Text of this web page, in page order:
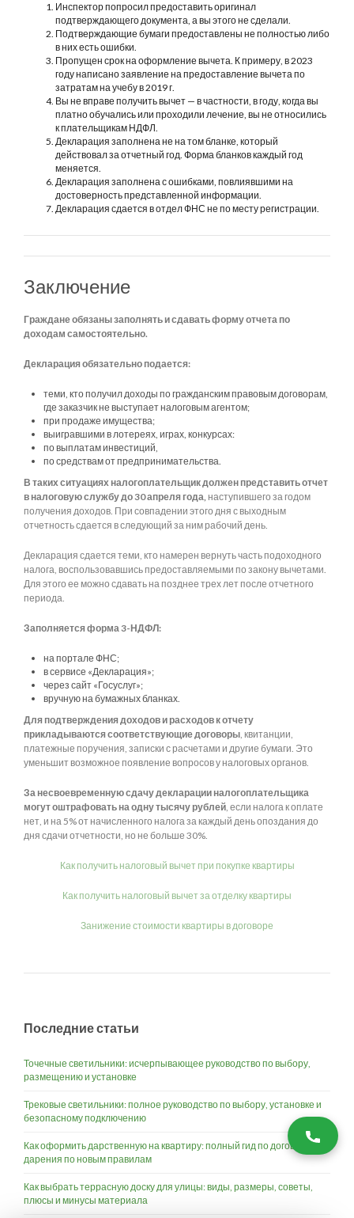
Инспектор попросил предоставить оригинал
подтверждающего документа, а вы этого не сделали.
Подтверждающие бумаги предоставлены не полностью либо
в них есть ошибки.
Пропущен срок на оформление вычета. К примеру, в 2023
году написано заявление на предоставление вычета по
затратам на учебу в 2019 г.
Вы не вправе получить вычет — в частности, в году, когда вы
платно обучались или проходили лечение, вы не относились
к плательщикам НДФЛ.
Декларация заполнена не на том бланке, который
действовал за отчетный год. Форма бланков каждый год
меняется.
Декларация заполнена с ошибками, повлиявшими на
достоверность представленной информации.
Декларация сдается в отдел ФНС не по месту регистрации.
Заключение
Граждане обязаны заполнять и сдавать форму отчета по
доходам самостоятельно.
Декларация обязательно подается:
теми, кто получил доходы по гражданским правовым договорам,
где заказчик не выступает налоговым агентом;
при продаже имущества;
выигравшими в лотереях, играх, конкурсах:
по выплатам инвестиций,
по средствам от предпринимательства.
В таких ситуациях налогоплательщик должен представить отчет
в налоговую службу до 30 апреля года, наступившего за годом
получения доходов. При совпадении этого дня с выходным
отчетность сдается в следующий за ним рабочий день.
Декларация сдается теми, кто намерен вернуть часть подоходного
налога, воспользовавшись предоставляемыми по закону вычетами.
Для этого ее можно сдавать на позднее трех лет после отчетного
периода.
Заполняется форма 3-НДФЛ:
на портале ФНС;
в сервисе «Декларация»;
через сайт «Госуслуг»;
вручную на бумажных бланках.
Для подтверждения доходов и расходов к отчету
прикладываются соответствующие договоры, квитанции,
платежные поручения, записки с расчетами и другие бумаги. Это
уменьшит возможное появление вопросов у налоговых органов.
За несвоевременную сдачу декларации налогоплательщика
могут оштрафовать на одну тысячу рублей, если налога к оплате
нет, и на 5% от начисленного налога за каждый день опоздания до
дня сдачи отчетности, но не больше 30%.
Как получить налоговый вычет при покупке квартиры
Как получить налоговый вычет за отделку квартиры
Занижение стоимости квартиры в договоре
Последние статьи
Точечные светильники: исчерпывающее руководство по выбору,
размещению и установке
Трековые светильники: полное руководство по выбору, установке и
безопасному подключению
Как оформить дарственную на квартиру: полный гид по договору
дарения по новым правилам
Как выбрать террасную доску для улицы: виды, размеры, советы,
плюсы и минусы материала